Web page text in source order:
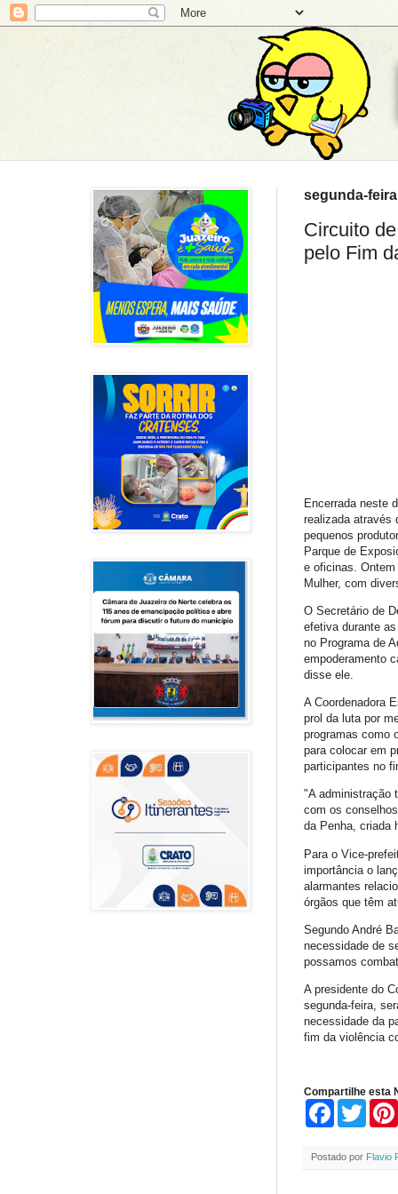
segunda-
Circuito
pelo Fim
Encerrada neste
realizada através
pequenos
Parque de
e oficinas.
Mulher, com
O Secretário de
efetiva durante
no Programa de
empoderamento
disse ele.
A Coordenadora
prol da luta por
programas como
para colocar em
participantes no
"A administração
com os
da Penha, criada
Para o Vice-
importância o
alarmantes
órgãos que têm
Segundo André
necessidade de
possamos
A presidente do
segunda-feira,
necessidade da
fim da violência
Compartilhe esta
b
w
t
Postado por Flavio